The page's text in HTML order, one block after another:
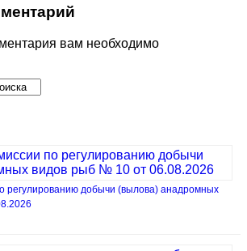
вам необходимо
регулированию добычи (вылова) анадромных